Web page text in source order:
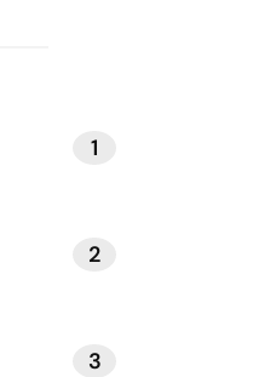
1
2
3